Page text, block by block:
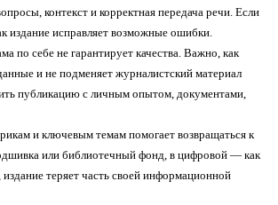
контекст и корректная передача речи. Если
издание исправляет возможные ошибки.
по себе не гарантирует качества. Важно, как
и не подменяет журналистский материал
публикацию с личным опытом, документами,
и ключевым темам помогает возвращаться к
или библиотечный фонд, в цифровой — как
теряет часть своей информационной